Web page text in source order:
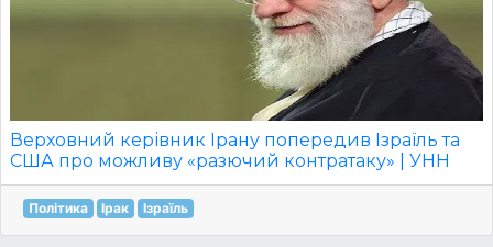
Верховний керівник Ірану попередив Ізраїль та
США про можливу «разючий контратаку» | УНН
Політика Ірак Ізраїль